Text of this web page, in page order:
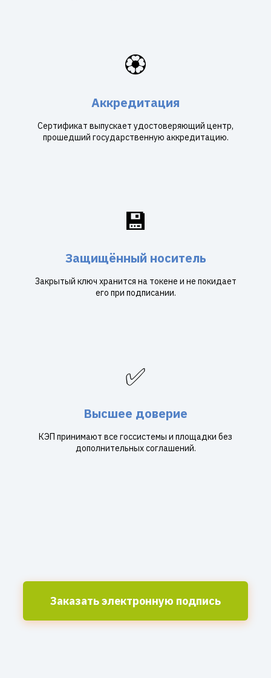
🏵️
Аккредитация
Сертификат выпускает удостоверяющий центр,
прошедший государственную аккредитацию.
💾
Защищённый носитель
Закрытый ключ хранится на токене и не покидает
его при подписании.
✅
Высшее доверие
КЭП принимают все госсистемы и площадки без
дополнительных соглашений.
Заказать электронную подпись